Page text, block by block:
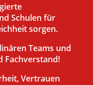
Schulen für
sorgen.
Teams und
Fachverstand!
Vertrauen